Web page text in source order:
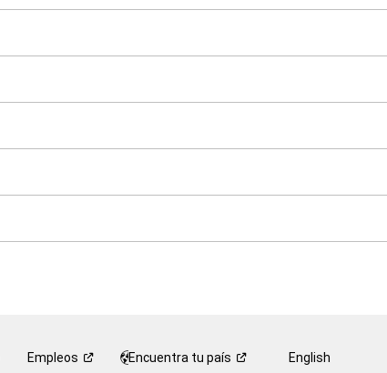
Empleos Encuentra tu país English